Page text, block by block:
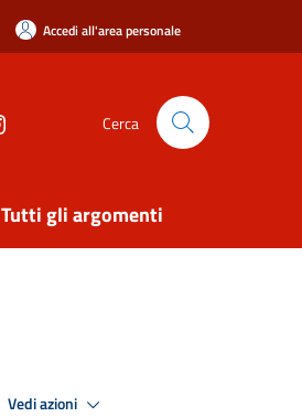
Accedi all'area personale
Cerca
Tutti gli argomenti
Vedi azioni